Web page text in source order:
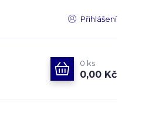
Přihlášení
0 ks
0,00 Kč